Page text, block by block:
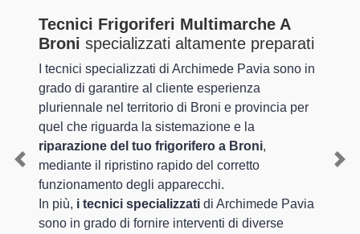
Tecnici Frigoriferi Multimarche A
Broni specializzati altamente preparati
I tecnici specializzati di Archimede Pavia sono in
grado di garantire al cliente esperienza
pluriennale nel territorio di Broni e provincia per
quel che riguarda la sistemazione e la
riparazione del tuo frigorifero a Broni,
mediante il ripristino rapido del corretto
funzionamento degli apparecchi.
In più, i tecnici specializzati di Archimede Pavia
sono in grado di fornire interventi di diverse
Previous